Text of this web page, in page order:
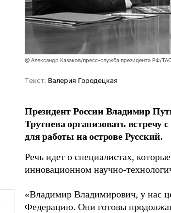
@ Александр Казаков/пресс-служба президента РФ/
Tекст: Валерия Городецкая
Президент России Владимир
Трутнева организовать
для работы на острове Русский.
Речь идет о специалистах,
инновационном научно-
«Владимир Владимирович, у нас
Федерацию. Они готовы